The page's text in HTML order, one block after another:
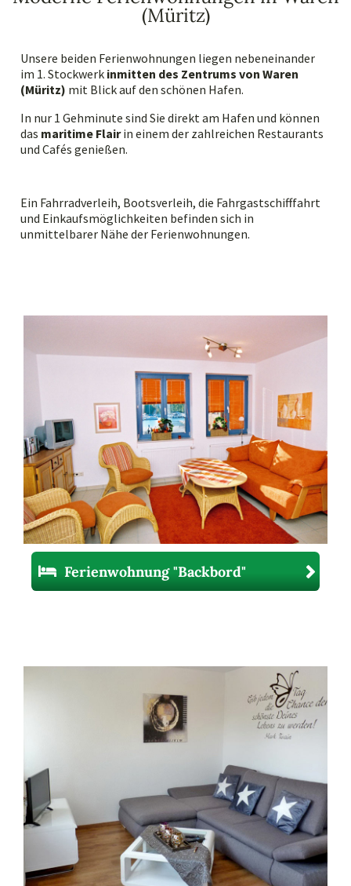
(Müritz)
Unsere beiden Ferienwohnungen liegen nebeneinander
im 1. Stockwerk inmitten des Zentrums von Waren
(Müritz) mit Blick auf den schönen Hafen.
In nur 1 Gehminute sind Sie direkt am Hafen und können
das maritime Flairin einem der zahlreichen Restaurants
und Cafés genießen.
Ein Fahrradverleih, Bootsverleih, die Fahrgastschifffahrt
und Einkaufsmöglichkeiten befinden sich in
unmittelbarer Nähe der Ferienwohnungen.
Ferienwohnung "Backbord"